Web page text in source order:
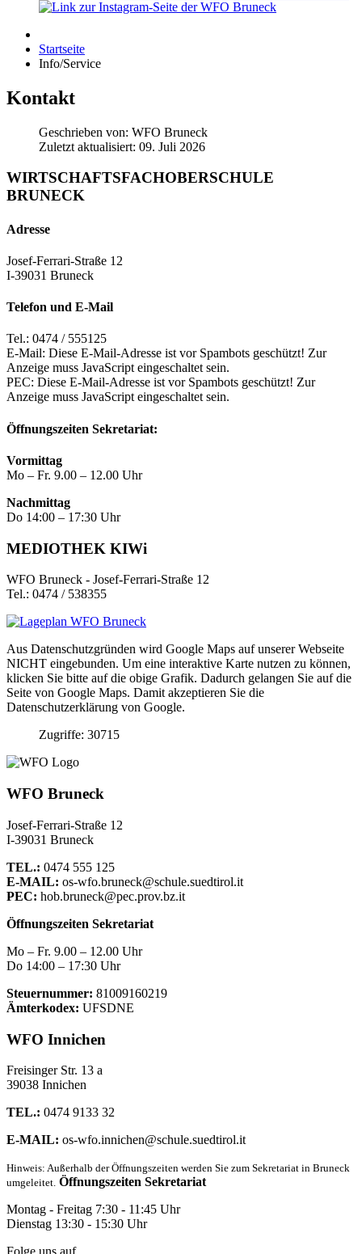
Startseite
Info/Service
Kontakt
Geschrieben von: WFO Bruneck
Zuletzt aktualisiert: 09. Juli 2026
WIRTSCHAFTSFACHOBERSCHULE
BRUNECK
Adresse
Josef-Ferrari-Straße 12
I-39031 Bruneck
Telefon und E-Mail
Tel.: 0474 / 555125
E-Mail: Diese E-Mail-Adresse ist vor Spambots geschützt! Zur
Anzeige muss JavaScript eingeschaltet sein.
PEC: Diese E-Mail-Adresse ist vor Spambots geschützt! Zur
Anzeige muss JavaScript eingeschaltet sein.
Öffnungszeiten Sekretariat:
Vormittag
Mo – Fr. 9.00 – 12.00 Uhr
Nachmittag
Do 14:00 – 17:30 Uhr
MEDIOTHEK KIWi
WFO Bruneck - Josef-Ferrari-Straße 12
Tel.: 0474 / 538355
Aus Datenschutzgründen wird Google Maps auf unserer Webseite
NICHT eingebunden. Um eine interaktive Karte nutzen zu können,
klicken Sie bitte auf die obige Grafik. Dadurch gelangen Sie auf die
Seite von Google Maps. Damit akzeptieren Sie die
Datenschutzerklärung von Google.
Zugriffe: 30715
WFO Bruneck
Josef-Ferrari-Straße 12
I-39031 Bruneck
TEL.: 0474 555 125
E-MAIL: os-wfo.bruneck@schule.suedtirol.it
PEC: hob.bruneck@pec.prov.bz.it
Öffnungszeiten Sekretariat
Mo – Fr. 9.00 – 12.00 Uhr
Do 14:00 – 17:30 Uhr
Steuernummer: 81009160219
Ämterkodex: UFSDNE
WFO Innichen
Freisinger Str. 13 a
39038 Innichen
TEL.: 0474 9133 32
E-MAIL: os-wfo.innichen@schule.suedtirol.it
Hinweis: Außerhalb der Öffnungszeiten werden Sie zum Sekretariat in Bruneck
umgeleitet. Öffnungszeiten Sekretariat
Montag - Freitag 7:30 - 11:45 Uhr
Dienstag 13:30 - 15:30 Uhr